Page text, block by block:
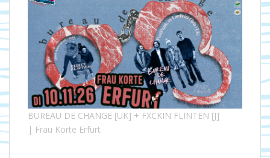
BUREAU DE CHANGE [UK] + FXCKIN FLINTEN [J]
| Frau Korte Erfurt